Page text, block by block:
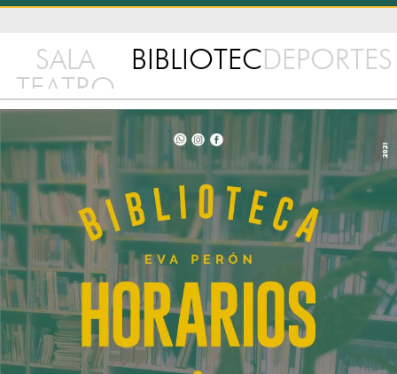
SALA
TEATRO
BIBLIOTECADEPORTES